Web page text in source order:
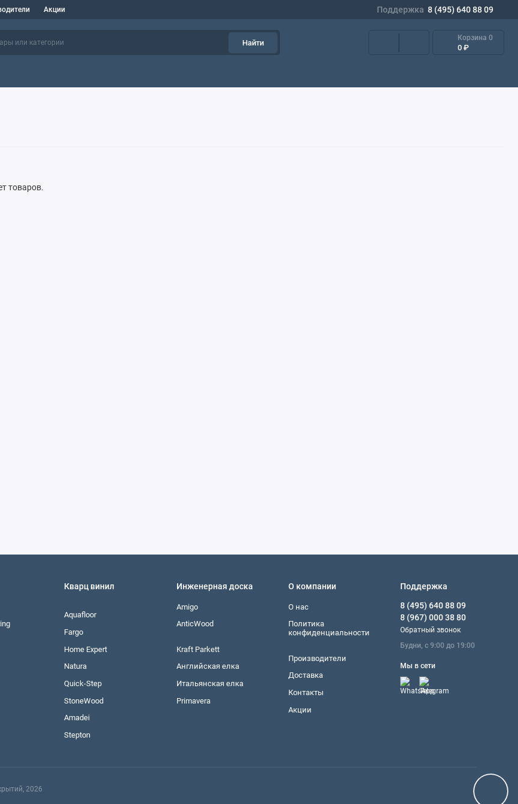
Акции Поддержка 8 (495) 640 88 09
Найти
Корзина 0
0 ₽
товаров.
Кварц винил
Aquafloor
Fargo
Home Expert
Natura
Quick-Step
StoneWood
Amadei
Stepton
Инженерная доска
Amigo
AnticWood
Kraft Parkett
Английская елка
Итальянская елка
Primavera
О компании
О нас
Политика
конфиденциальности
Производители
Доставка
Контакты
Акции
Поддержка
8 (495) 640 88 09
8 (967) 000 38 80
Обратный звонок
Будни, с 9:00 до 19:00
Мы в сети
2026